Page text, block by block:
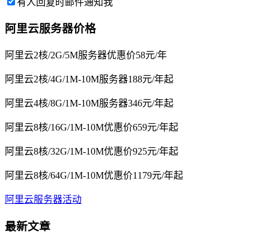
阿里云服务器价格
阿里云2核/2G/5M服务器优惠价58元/年
阿里云2核/4G/1M-10M服务器188元/年起
阿里云4核/8G/1M-10M服务器346元/年起
阿里云8核/16G/1M-10M优惠价659元/年起
阿里云8核/32G/1M-10M优惠价925元/年起
阿里云8核/64G/1M-10M优惠价1179元/年起
阿里云服务器活动
最新文章